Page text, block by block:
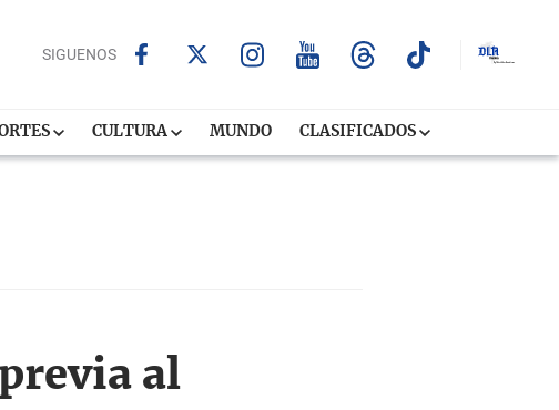
SIGUENOS
CULTURA MUNDO CLASIFICADOS
al